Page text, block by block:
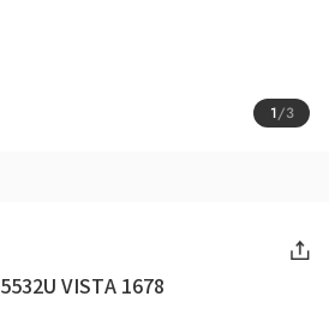
1/3
VISTA 1678